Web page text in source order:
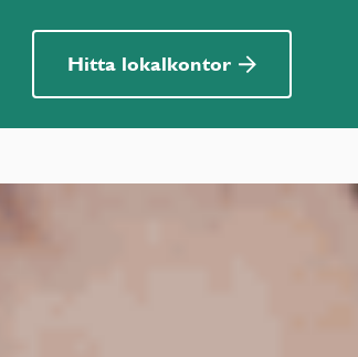
Hitta lokalkontor